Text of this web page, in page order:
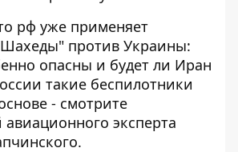
рф уже применяет
против Украины:
опасны и будет ли Иран
такие беспилотники
- смотрите
эксперта